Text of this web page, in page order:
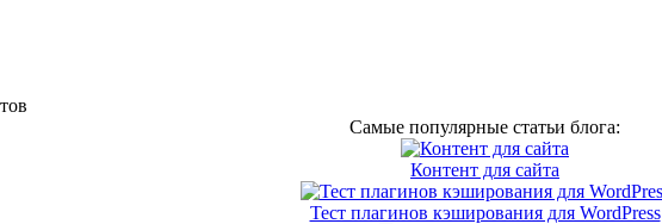
Самые популярные статьи блога:
Контент для сайта
Тест плагинов кэширования для WordPress